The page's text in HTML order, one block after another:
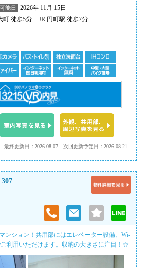
能日 2026年 11月 15日
町 徒歩5分 JR 円町駅 徒歩7分
次回更新予定日：2026-08-21
最終更新日：2026-08-07
ンション！共用部にはエレベーター設備、Wi-
利用いただけます。収納の大きさに注目！☆